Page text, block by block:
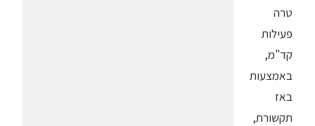
טרה
פעילות
קד"מ,
באמצעות
באז
תקשורת,